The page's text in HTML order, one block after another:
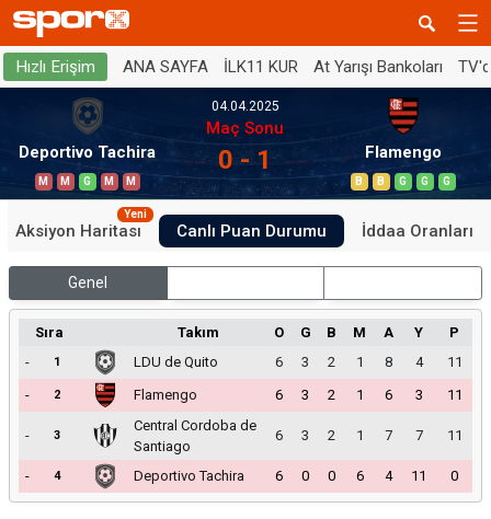
Hızlı Erişim ANA SAYFA İLK11 KUR At Yarışı Bankoları
Deportivo Tachira
M M G M M
04.04.2025
Maç Sonu
0 - 1 Flamengo
B B G G G
Aksiyon Haritası
Yeni
Canlı Puan Durumu İddaa Oranları
Genel
Sıra Takım O G B M A Y
P
-
1 LDU de Quito 6 3 2 1 8 4
11
-
2 Flamengo 6 3 2 1 6 3 11
- 3
Central Cordoba de
Santiago
6 3 2 1 7 7 11
- 4 Deportivo Tachira 6 0 0 6 4 11 0